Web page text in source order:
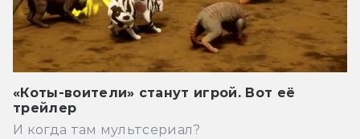
«Коты-воители» станут игрой. Вот её
трейлер
И когда там мультсериал?